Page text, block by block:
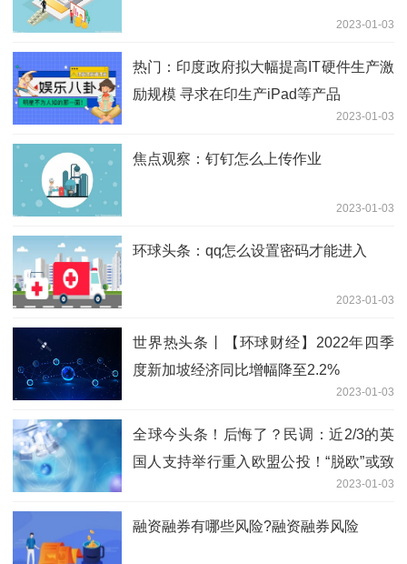
2023-01-03
热门：印度政府拟大幅提高IT硬件生产激
励规模 寻求在印生产iPad等产品
2023-01-03
焦点观察：钉钉怎么上传作业
2023-01-03
环球头条：qq怎么设置密码才能进入
2023-01-03
世界热头条丨【环球财经】2022年四季
度新加坡经济同比增幅降至2.2%
2023-01-03
全球今头条！后悔了？民调：近2/3的英
国人支持举行重入欧盟公投！“脱欧”或致
英国上班族人均每年少赚470英镑2023-01-03
融资融券有哪些风险?融资融券风险